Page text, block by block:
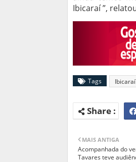
Ibicaraí ”,
Tags
MAIS ANTIGA
Acompanhada do
Tavares teve